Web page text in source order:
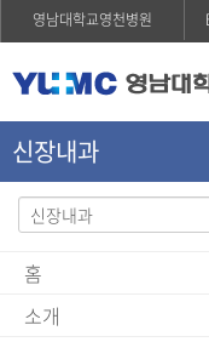
영남대학교영천병원
신장내과
홈
소개